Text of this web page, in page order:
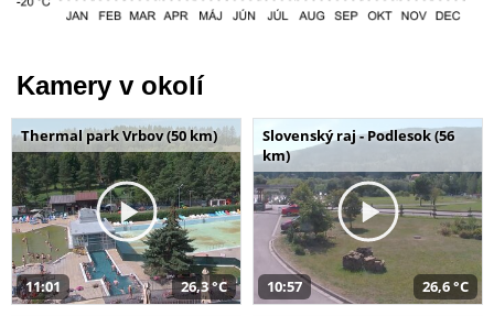
Kamery v okolí
Thermal park Vrbov (50 km)
11:01 26,3 °C
Slovenský raj - Podlesok (56
km)
10:57 26,6 °C